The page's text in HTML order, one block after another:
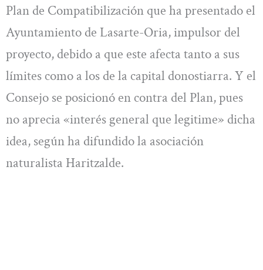
Plan de Compatibilización que ha presentado el
Ayuntamiento de Lasarte-Oria, impulsor del
proyecto, debido a que este afecta tanto a sus
límites como a los de la capital donostiarra. Y el
Consejo se posicionó en contra del Plan, pues
no aprecia «interés general que legitime» dicha
idea, según ha difundido la asociación
naturalista Haritzalde.